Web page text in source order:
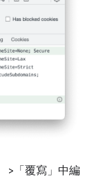
>「覆寫」 中編